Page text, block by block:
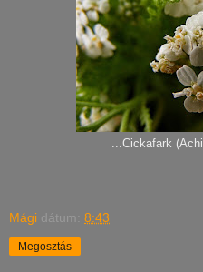
...Cickafark
Mági dátum: 8:43
Megosztás